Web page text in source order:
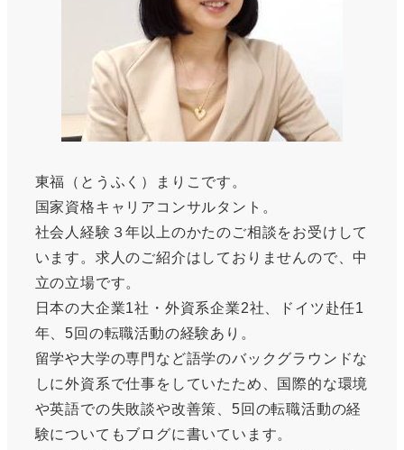
東福（とうふく）まりこです。
国家資格キャリアコンサルタント。
社会人経験３年以上のかたのご相談をお受けして
います。求人のご紹介はしておりませんので、中
立の立場です。
日本の大企業1社・外資系企業2社、ドイツ赴任1
年、5回の転職活動の経験あり。
留学や大学の専門など語学のバックグラウンドな
しに外資系で仕事をしていたため、国際的な環境
や英語での失敗談や改善策、5回の転職活動の経
験についてもブログに書いています。